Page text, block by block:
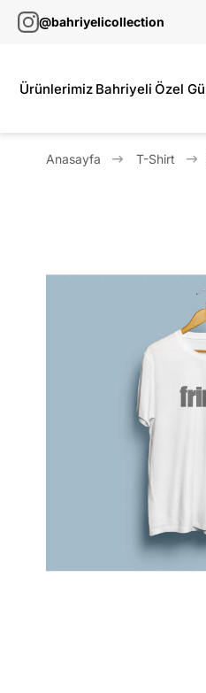
@bahriyelicollection
Ürünlerimiz Bahriyeli Özel
Anasayfa T-Shirt